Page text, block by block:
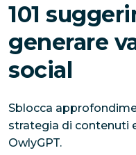
101
generare
social
Sblocca
strategia di contenuti
OwlyGPT.